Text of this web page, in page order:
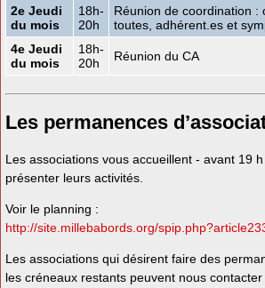
2e Jeudi
du mois
18h-
20h
Réunion de coordination :
toutes, adhérent.es et
4e Jeudi
du mois
18h-
20h
Réunion du CA
Les permanences
Les associations vous accueillent - avant 19
présenter leurs activités.
Voir le planning :
http://site.millebabords.org/
Les associations qui désirent faire des
les créneaux restants peuvent nous